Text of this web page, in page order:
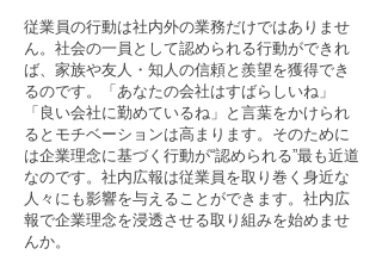
従業員の行動は社内外の業務だけではありませ
ん。社会の一員として認められる行動ができれ
ば、家族や友人・知人の信頼と羨望を獲得でき
るのです。「あなたの会社はすばらしいね」
「良い会社に勤めているね」と言葉をかけられ
るとモチベーションは高まります。そのために
は企業理念に基づく行動が“認められる”最も近道
なのです。社内広報は従業員を取り巻く身近な
人々にも影響を与えることができます。社内広
報で企業理念を浸透させる取り組みを始めませ
んか。